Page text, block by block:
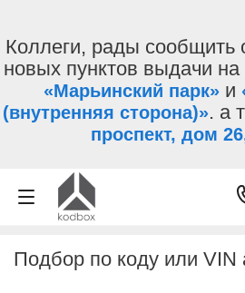
Коллеги, рады сообщить
новых пунктов выдачи на
«Марьинский парк» и
(внутренняя сторона)». а
проспект, дом
Подбор по коду или VIN